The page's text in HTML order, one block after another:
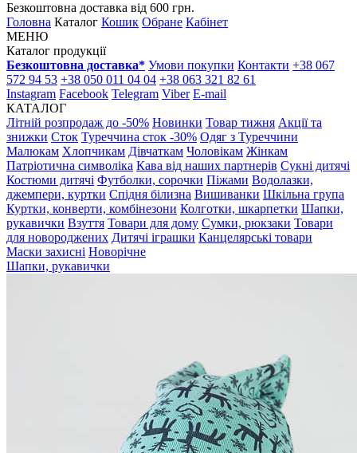
Безкоштовна доставка від 600 грн.
Головна Каталог Кошик Обране Кабінет
МЕНЮ
Каталог продукції
Безкоштовна доставка* Умови покупки Контакти +38 067
572 94 53 +38 050 011 04 04 +38 063 321 82 61
Instagram Facebook Telegram Viber E-mail
КАТАЛОГ
Літній розпродаж до -50% Новинки Товар тижня Акції та
знижки Сток Туреччина сток -30% Одяг з Туреччини
Малюкам Хлопчикам Дівчаткам Чоловікам Жінкам
Патріотична символіка Кава від наших партнерів Сукні дитячі
Костюми дитячі Футболки, сорочки Піжами Водолазки,
джемпери, куртки Спідня білизна Вишиванки Шкільна група
Куртки, конверти, комбінезони Колготки, шкарпетки Шапки,
рукавички Взуття Товари для дому Сумки, рюкзаки Товари
для новороджених Дитячі іграшки Канцелярські товари
Маски захисні Новорічне
Шапки, рукавички